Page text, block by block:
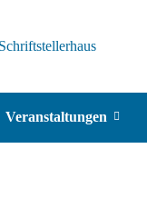
Veranstaltungen